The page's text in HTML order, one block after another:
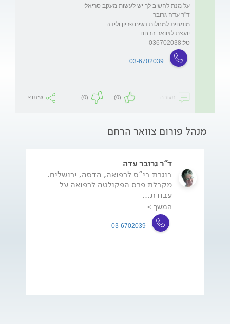
טל:036702038
03-6702039
תגובה (0)
(0) שיתוף
מנהל פורום צוואר הרחם
ד"ר גרובר עדה
בוגרת בי"ס לרפואה, הדסה, ירושלים.
מקבלת פרס הפקולטה לרפואה על
עבודת...
המשך >
03-6702039